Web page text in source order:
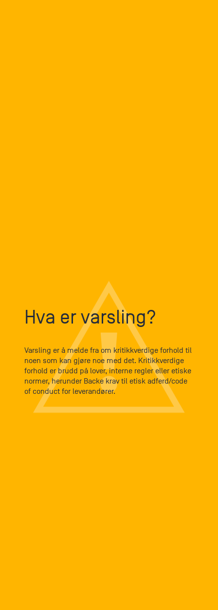
Hva er varsling?
Varsling er å melde fra om kritikkverdige forhold til
noen som kan gjøre noe med det. Kritikkverdige
forhold er brudd på lover, interne regler eller etiske
normer, herunder Backe krav til etisk adferd/code
of conduct for leverandører.